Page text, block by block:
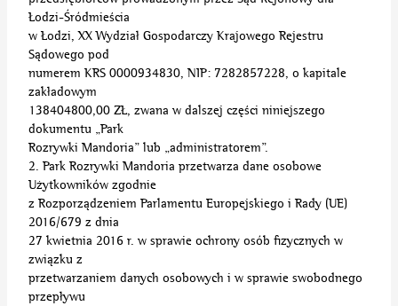
Łodzi-Śródmieścia
w Łodzi, XX Wydział Gospodarczy Krajowego Rejestru
Sądowego pod
numerem KRS 0000934830, NIP: 7282857228, o kapitale
zakładowym
138404800,00 ZŁ, zwana w dalszej części niniejszego
dokumentu „Park
Rozrywki Mandoria” lub „administratorem”.
2. Park Rozrywki Mandoria przetwarza dane osobowe
Użytkowników zgodnie
z Rozporządzeniem Parlamentu Europejskiego i Rady (UE)
2016/679 z dnia
27 kwietnia 2016 r. w sprawie ochrony osób fizycznych w
związku z
przetwarzaniem danych osobowych i w sprawie swobodnego
przepływu